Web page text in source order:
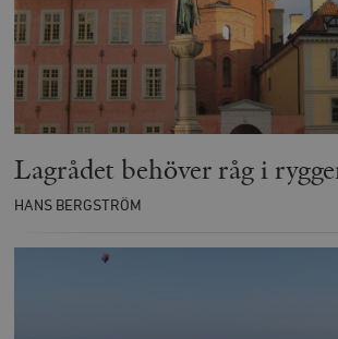
Lagrådet behöver råg i
HANS BERGSTRÖM